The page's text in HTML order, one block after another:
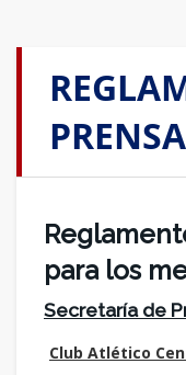
PRENSA
para los
Secretaría de
Club Atlético